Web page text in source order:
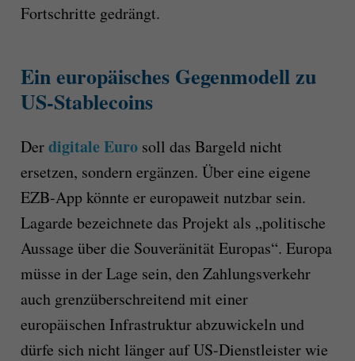
Fortschritte gedrängt.
Ein europäisches Gegenmodell zu
US-Stablecoins
Derdigitale Eurosoll das Bargeld nicht
ersetzen, sondern ergänzen. Über eine eigene
EZB-App könnte er europaweit nutzbar sein.
Lagarde bezeichnete das Projekt als „politische
Aussage über die Souveränität Europas“. Europa
müsse in der Lage sein, den Zahlungsverkehr
auch grenzüberschreitend mit einer
europäischen Infrastruktur abzuwickeln und
dürfe sich nicht länger auf US-Dienstleister wie